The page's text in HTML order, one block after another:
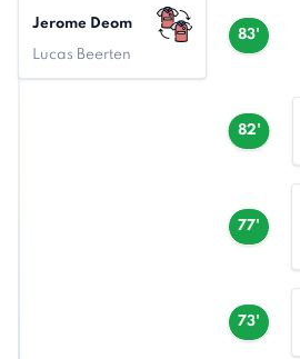
83'
Jerome Deom
Lucas Beerten
82'
77'
73'